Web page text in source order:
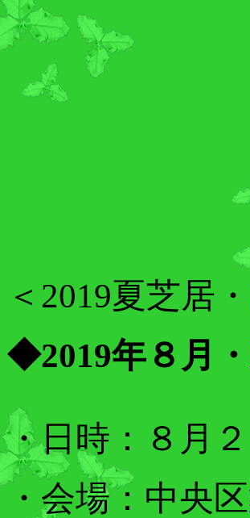
＜2019夏芝居
◆2019年８ 月
・日時 ：８ 月
・ 会場： 中央